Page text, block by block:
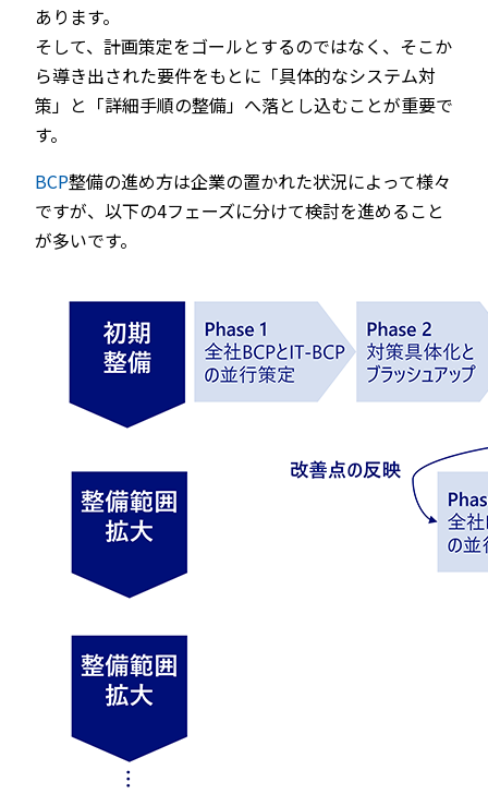
あります。
そして、計画策定をゴールとするのではなく、そこか
ら導き出された要件をもとに「具体的なシステム対
策」と「詳細手順の整備」へ落とし込むことが重要で
す。
BCP整備の進め方は企業の置かれた状況によって様々
ですが、以下の4フェーズに分けて検討を進めること
が多いです。